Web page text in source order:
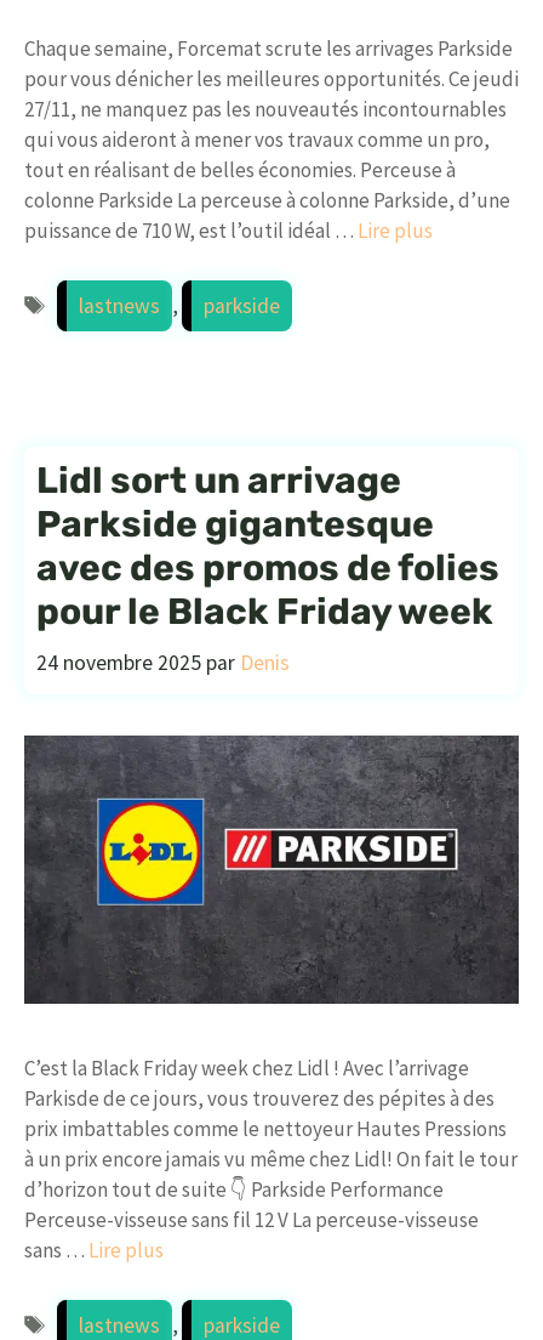
Chaque semaine, Forcemat scrute les arrivages Parkside
pour vous dénicher les meilleures opportunités. Ce jeudi
27/11, ne manquez pas les nouveautés incontournables
qui vous aideront à mener vos travaux comme un pro,
tout en réalisant de belles économies. Perceuse à
colonne Parkside La perceuse à colonne Parkside, d’une
puissance de 710 W, est l’outil idéal … Lire plus
Étiquettes
lastnews , parkside
Lidl sort un arrivage
Parkside gigantesque
avec des promos de folies
pour le Black Friday week
24 novembre 2025 par Denis
C’est la Black Friday week chez Lidl ! Avec l’arrivage
Parkisde de ce jours, vous trouverez des pépites à des
prix imbattables comme le nettoyeur Hautes Pressions
à un prix encore jamais vu même chez Lidl! On fait le tour
d’horizon tout de suite 👇 Parkside Performance
Perceuse-visseuse sans fil 12 V La perceuse-visseuse
sans … Lire plus
Étiquettes
lastnews , parkside